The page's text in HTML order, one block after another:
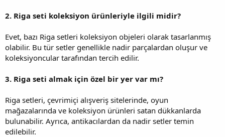
2. Riga seti koleksiyon ürünleriyle ilgili midir?
Evet, bazı Riga setleri koleksiyon objeleri olarak tasarlanmış
olabilir. Bu tür setler genellikle nadir parçalardan oluşur ve
koleksiyoncular tarafından tercih edilir.
3. Riga seti almak için özel bir yer var mı?
Riga setleri, çevrimiçi alışveriş sitelerinde, oyun
mağazalarında ve koleksiyon ürünleri satan dükkanlarda
bulunabilir. Ayrıca, antikacılardan da nadir setler temin
edilebilir.